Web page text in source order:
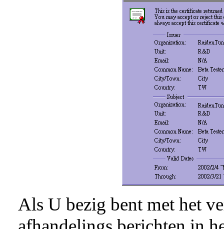
Als U bezig bent met het